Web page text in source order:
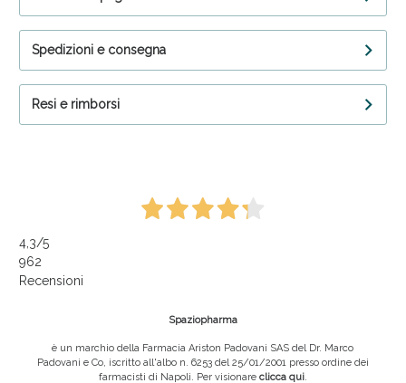
Spedizioni e consegna
Resi e rimborsi
4,3/5
962
Recensioni
Spaziopharma
è un marchio della Farmacia Ariston Padovani SAS del Dr. Marco
Padovani e Co, iscritto all'albo n. 6253 del 25/01/2001 presso ordine dei
farmacisti di Napoli. Per visionare clicca qui.